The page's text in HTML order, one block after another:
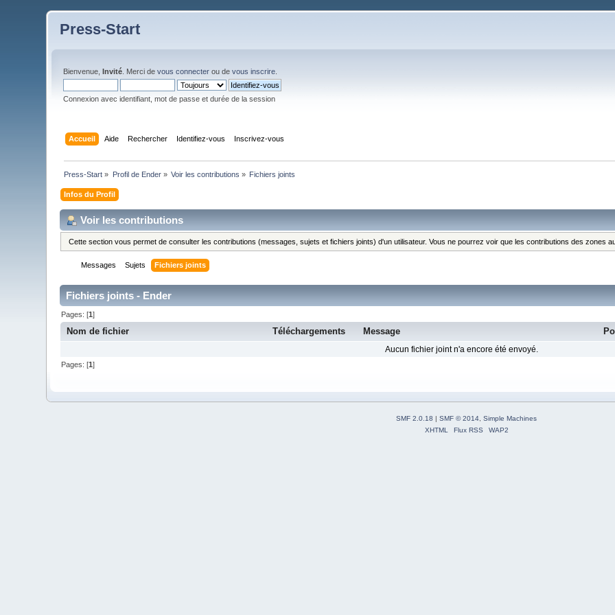
Press-Start
Bienvenue,Invité . Merci devous connecter ou devous inscrire
Connexion avec identifiant, mot de passe et durée de la session
Accueil Aide Rechercher Identifiez-vous Inscrivez-vous
Press-Start » Profil de Ender» Voir les contributions » Fichiers joints
Infos du Profil
Voir les contributions
Cette section vous permet de consulter les contributions (messages, sujets et fichiers joints) d'un utilisateur. Vous ne pourrez voir que les contributions des zones
Messages Sujets Fichiers joints
Fichiers joints - Ender
Pages: [1]
Nom de fichier Téléchargements Message
Aucun fichier joint n'a encore été envoyé.
Pages: [1]
SMF 2.0.18 | SMF © 2014 Simple Machines
XHTML
Flux RSS WAP2